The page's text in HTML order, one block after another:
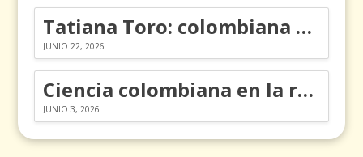
Tatiana Toro: colombiana que cambió la historia de las matemáticas
JUNIO 22, 2026
Ciencia colombiana en la revolución de los órganos en chips
JUNIO 3, 2026